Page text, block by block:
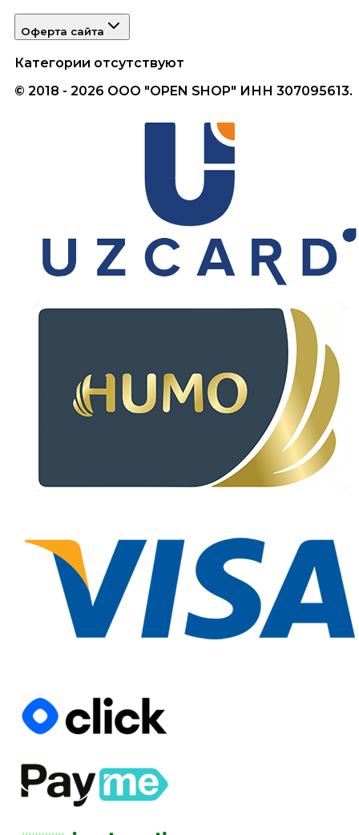
Оферта сайта
Категории отсутствуют
© 2018 - 2026 ООО "OPEN SHOP" ИНН 307095613.